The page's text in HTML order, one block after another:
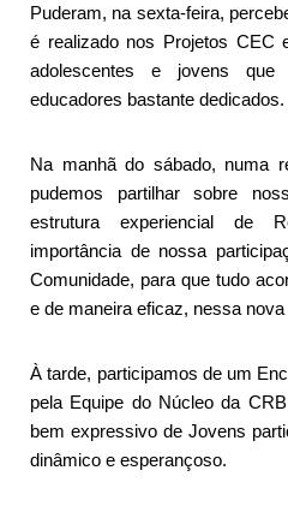
Puderam, na sexta-feira,
é realizado nos Projetos CEC
adolescentes e jovens
educadores bastante dedicados.
Na manhã do sábado, numa
pudemos partilhar sobre
estrutura experiencial de
importância de nossa
Comunidade, para que tudo
e de maneira eficaz, nessa
À tarde, participamos de um
pela Equipe do Núcleo da
bem expressivo de Jovens
dinâmico e esperançoso.